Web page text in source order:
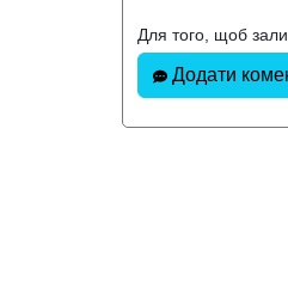
Для того, щоб
Додати